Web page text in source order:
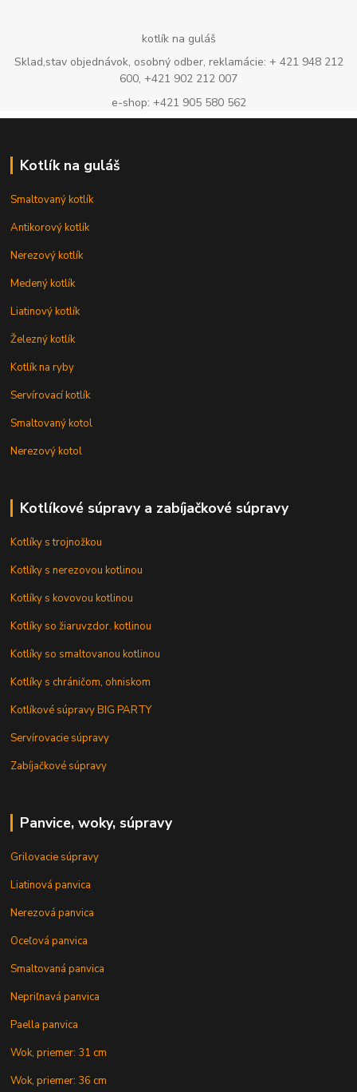
kotlík na guláš
Sklad,stav objednávok, osobný odber, reklamácie: + 421 948 212
600, +421 902 212 007
e-shop: +421 905 580 562
Kotlík na guláš
Smaltovaný kotlík
Antikorový kotlík
Nerezový kotlík
Medený kotlík
Liatinový kotlík
Železný kotlík
Kotlík na ryby
Servírovací kotlík
Smaltovaný kotol
Nerezový kotol
Kotlíkové súpravy a zabíjačkové súpravy
Kotlíky s trojnožkou
Kotlíky s nerezovou kotlinou
Kotlíky s kovovou kotlinou
Kotlíky so žiaruvzdor. kotlinou
Kotlíky so smaltovanou kotlinou
Kotlíky s chráničom, ohniskom
Kotlíkové súpravy BIG PARTY
Servírovacie súpravy
Zabíjačkové súpravy
Panvice, woky, súpravy
Grilovacie súpravy
Liatinová panvica
Nerezová panvica
Oceľová panvica
Smaltovaná panvica
Nepriľnavá panvica
Paella panvica
Wok, priemer: 31 cm
Wok, priemer: 36 cm